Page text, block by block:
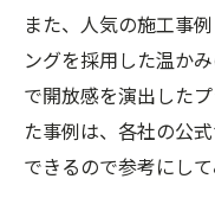
また、人気の施工事
ングを採用した温か
で開放感を演出した
た事例は、各社の公
できるので参考にして